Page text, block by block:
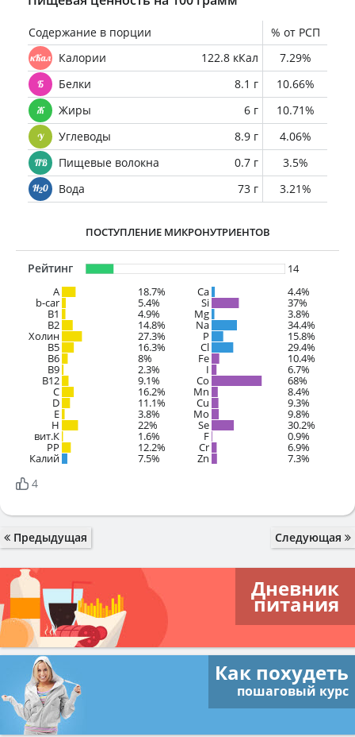
Содержание в порции
% от РСП
Калории
122.8 кКал
7.29%
Белки
8.1 г
10.66%
Жиры
6 г
10.71%
Углеводы
8.9 г
4.06%
Пищевые волокна
0.7 г
3.5%
Вода
73 г 3.21%
ПОСТУПЛЕНИЕ МИКРОНУТРИЕНТОВ
Рейтинг
14
A
18.7%
b-car 5.4%
В1 4.9%
B2 14.8%
Холин 27.3%
B5 16.3%
B6 8%
B9 2.3%
B12 9.1%
C 16.2%
D 11.1%
E 3.8%
H 22%
вит.К 1.6%
PP 12.2%
Калий 7.5%
Ca 4.4%
Si 37%
Mg 3.8%
Na 34.4%
P 15.8%
Cl 29.4%
Fe 10.4%
I 6.7%
Co 68%
Mn 8.4%
Cu 9.3%
Mo 9.8%
Se 30.2%
F 0.9%
Cr 6.9%
Zn 7.3%
4
Предыдущая Следующая
Дневник
питания
Как похудеть
пошаговый курс